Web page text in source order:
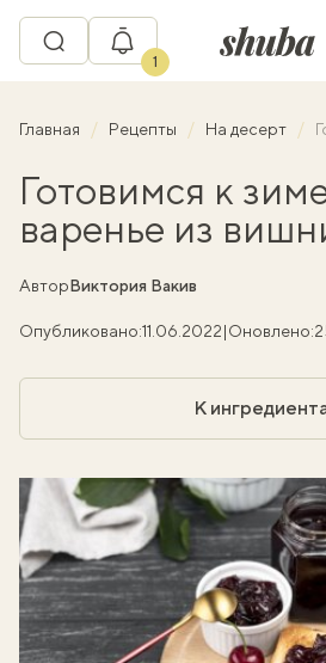
1
Главная Рецепты На десерт
Готовимся к
варенье из
АвторВиктория Вакив
Опубликовано:11.06.2022|Оновлено:
К